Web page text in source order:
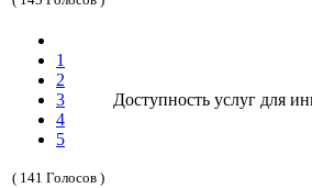
1
2
3
4
5
( 141 Голосов )
Доступность услуг для